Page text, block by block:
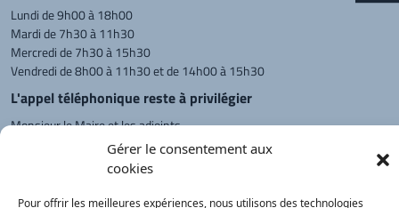
Gérer le consentement aux
cookies
Pour offrir les meilleures expériences, nous utilisons des technologies
Lundi de 9h00 à 18h00
Mardi de 7h30 à 11h30
Mercredi de 7h30 à 15h30
Vendredi de 8h00 à 11h30 et de 14h00 à 15h30
L'appel téléphonique reste à privilégier
Monsieur le Maire et les adjoints
reçoivent sur rendez-vous.
Retour à l'accueil Actualités PanneauPocket Recherche